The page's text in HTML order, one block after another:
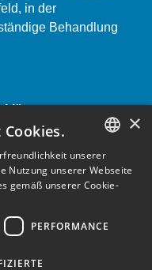
in der
Behandlung
«
GERMAN
ENGLISH
×
unserer
Nutzung unserer Webseite
gemäß unserer Cookie-
PERFORMANCE